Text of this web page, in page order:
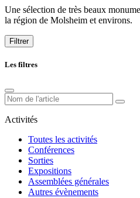
Une sélection de très beaux
la région de Molsheim et environs.
Filtrer
Les filtres
Activités
Toutes les activités
Conférences
Sorties
Expositions
Assemblées générales
Autres évènements